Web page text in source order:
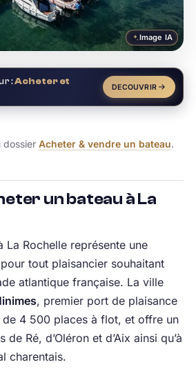
Image IA
:Acheter et
DECOUVRIR
dossier Acheter & vendre un bateau.
un bateau à La
La Rochelle représente une
tout plaisancier souhaitant
atlantique française. La ville
, premier port de plaisance
de 4 500 places à flot, et offre un
Ré, d’Oléron et d’Aix ainsi qu’à
charentais.